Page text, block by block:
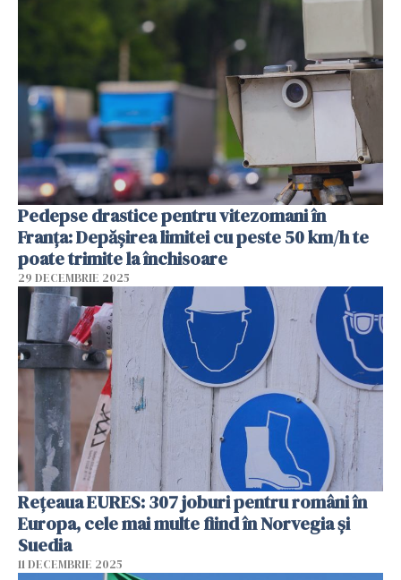
Pedepse drastice pentru vitezomani în
Franța: Depășirea limitei cu peste 50 km/h te
poate trimite la închisoare
29 DECEMBRIE 2025
Rețeaua EURES: 307 joburi pentru români în
Europa, cele mai multe fiind în Norvegia și
Suedia
11 DECEMBRIE 2025